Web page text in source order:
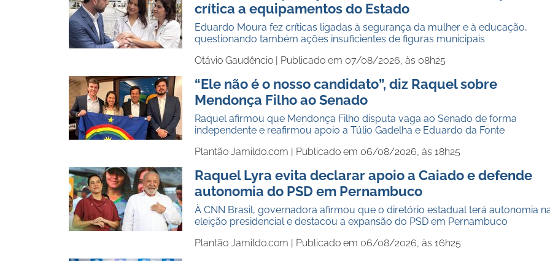
crítica a equipamentos do Estado
Eduardo Moura fez críticas ligadas à segurança da mulher e à educação,
questionando também ações insuficientes de figuras municipais
Otávio Gaudêncio | Publicado em 07/08/2026, às 08h25
“Ele não é o nosso candidato”, diz Raquel sobre
Mendonça Filho ao Senado
Raquel afirmou que Mendonça Filho disputa vaga ao Senado de forma
independente e reafirmou apoio a Túlio Gadelha e Eduardo da Fonte
Plantão Jamildo.com | Publicado em 06/08/2026, às 18h25
Raquel Lyra evita declarar apoio a Caiado e defende
autonomia do PSD em Pernambuco
À CNN Brasil, governadora afirmou que o diretório estadual terá autonomia
eleição presidencial e destacou a expansão do PSD em Pernambuco
Plantão Jamildo.com | Publicado em 06/08/2026, às 16h25